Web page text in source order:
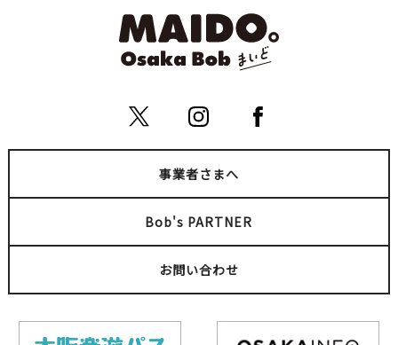
事業者さまへ
Bob's PARTNER
お問い合わせ